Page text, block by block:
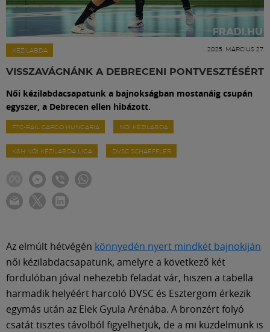
KÉZILABDA 2025. MÁRCIUS 27.
VISSZAVÁGNÁNK A DEBRECENI PONTVESZTÉSÉRT
Női kézilabdacsapatunk a bajnokságban mostanáig csupán
egyszer, a Debrecen ellen hibázott.
FTC-RAIL CARGO HUNGARIA NŐI KÉZILABDA
K&H NŐI KÉZILABDA LIGA DVSC SCHAEFFLER
Az elmúlt hétvégén könnyedén nyert mindkét bajnokiján
női kézilabdacsapatunk, amelyre a következő két
fordulóban jóval nehezebb feladat vár, hiszen a tabella
harmadik helyéért harcoló DVSC és Esztergom érkezik
egymás után az Elek Gyula Arénába. A bronzért folyó
csatát tisztes távolból figyelhetjük, de a mi küzdelmünk is
Hírek
Labdarúgás
Szakosztályok
Meccscenter
Klub
Szolgáltatások
Shop
Közösség
Múzeum